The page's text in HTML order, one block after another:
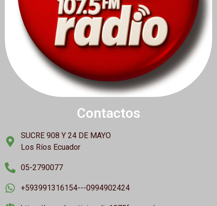
Contactos
SUCRE 908 Y 24 DE MAYO
Los Ríos Ecuador
05-2790077
+593991316154---0994902424